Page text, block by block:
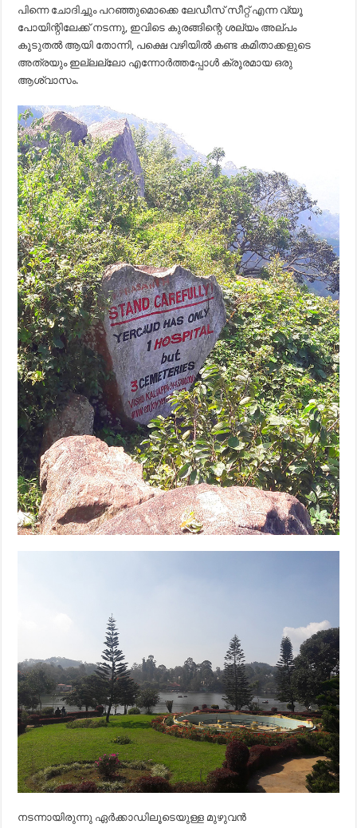
പിന്നെ ചോദിച്ചും പറഞ്ഞുമൊക്കെ ലേഡീസ് സീറ്റ് എന്ന വ്യൂ
പോയിന്റിലേക്ക്‌ നടന്നു, ഇവിടെ കുരങ്ങിന്റെ ശല്യം അല്പം
കൂടുതൽ ആയി തോന്നി, പക്ഷെ വഴിയിൽ കണ്ട കമിതാക്കളുടെ
അത്രയും ഇല്ലല്ലോ എന്നോർത്തപ്പോൾ ക്രൂരമായ ഒരു
ആശ്വാസം.
നടന്നായിരുന്നു ഏർക്കാഡിലൂടെയുള്ള മുഴുവൻ